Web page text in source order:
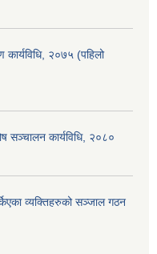
२०७५ (पहिलो
सञ्चालन कार्यविधि, २०८०
व्यक्तिहरुको सञ्जाल गठन